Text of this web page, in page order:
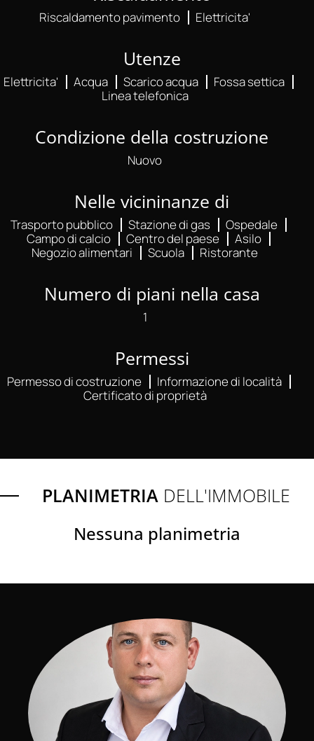
Riscaldamento pavimento Elettricita'
Utenze
Elettricita' Acqua Scarico acqua
Fossa settica
Linea telefonica
Condizione della costruzione
Nuovo
Nelle vicininanze di
Trasporto pubblico Stazione di gas
Ospedale
Campo di calcio
Centro del paese
Asilo
Negozio alimentari
Scuola Ristorante
Numero di piani nella casa
1
Permessi
Permesso di costruzione
Informazione di località
Certificato di proprietà
PLANIMETRIA DELL'IMMOBILE
Nessuna planimetria